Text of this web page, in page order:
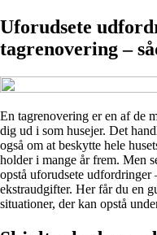
Uforudsete
tagrenovering –
En tagrenovering er en af de
dig ud i som husejer. Det
også om at beskytte hele
holder i mange år frem. Men
opstå uforudsete
ekstraudgifter. Her får du en
situationer, der kan opstå